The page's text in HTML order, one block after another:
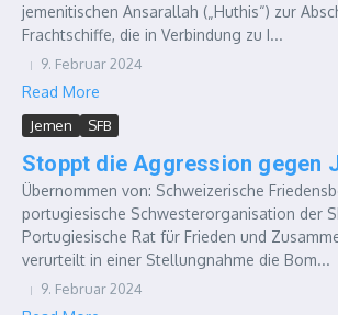
jemenitischen Ansarallah („Huthis“) zur
Frachtschiffe, die in Verbindung zu I...
9. Februar 2024
Read More
Jemen SFB
Stoppt die Aggression gegen
Übernommen von: Schweizerische
portugiesische Schwesterorganisation der
Portugiesische Rat für Frieden und
verurteilt in einer Stellungnahme die Bom...
9. Februar 2024